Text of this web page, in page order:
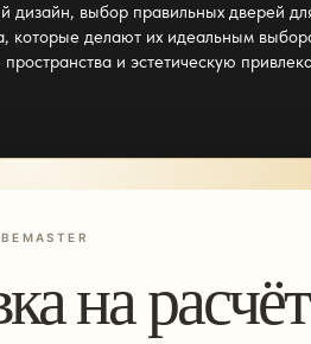
дизайн, выбор правильных дверей
которые делают их идеальным
и эстетическую
на расчёт